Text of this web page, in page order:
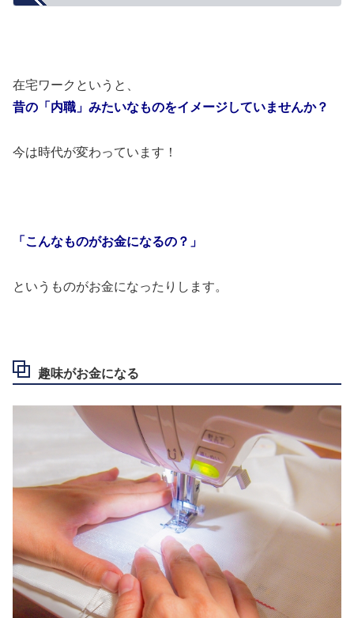
在宅ワークというと、
昔の「内職」みたいなものをイメージしていませんか？
今は時代が変わっています！
「こんなものがお金になるの？」
というものがお金になったりします。
趣味がお金になる